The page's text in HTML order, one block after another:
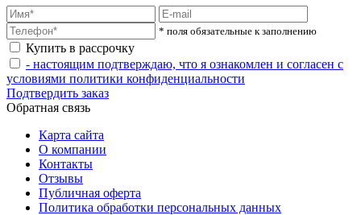
* поля обязательные к заполнению
Купить в рассрочку
- настоящим подтверждаю, что я ознакомлен и согласен с
условиями политики конфиденциальности
Подтвердить заказ
Обратная связь
Карта сайта
О компании
Контакты
Отзывы
Публичная оферта
Политика обработки персональных данных